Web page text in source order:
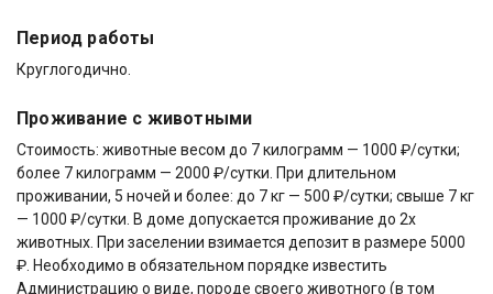
Период работы
Круглогодично.
Проживание с животными
Стоимость: животные весом до 7 килограмм — 1000 ₽/сутки;
более 7 килограмм — 2000 ₽/сутки. При длительном
проживании, 5 ночей и более: до 7 кг — 500 ₽/сутки; свыше 7 кг
— 1000 ₽/сутки. В доме допускается проживание до 2х
животных. При заселении взимается депозит в размере 5000
₽. Необходимо в обязательном порядке известить
Администрацию о виде, породе своего животного (в том